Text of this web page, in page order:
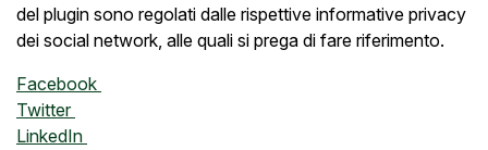
del plugin sono regolati dalle rispettive informative privacy
dei social network, alle quali si prega di fare riferimento.
Facebook
Twitter
LinkedIn